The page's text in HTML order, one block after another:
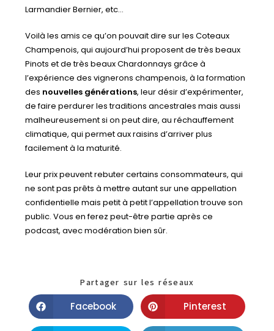
Larmandier Bernier, etc…
Voilà les amis ce qu’on pouvait dire sur les Coteaux
Champenois, qui aujourd’hui proposent de très beaux
Pinots et de très beaux Chardonnays grâce à
l’expérience des vignerons champenois, à la formation
des nouvelles générations, leur désir d’expérimenter,
de faire perdurer les traditions ancestrales mais aussi
malheureusement si on peut dire, au réchauffement
climatique, qui permet aux raisins d’arriver plus
facilement à la maturité.
Leur prix peuvent rebuter certains consommateurs, qui
ne sont pas prêts à mettre autant sur une appellation
confidentielle mais petit à petit l’appellation trouve son
public. Vous en ferez peut-être partie après ce
podcast, avec modération bien sûr.
Partager sur les réseaux
Facebook Pinterest